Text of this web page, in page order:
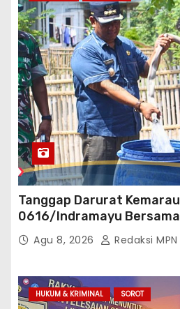
Tanggap Darurat
0616/Indramayu
Garap Bantuan Air Bersih
Agu 8, 2026 Redaksi MPN
HUKUM & KRIMINAL SOROT